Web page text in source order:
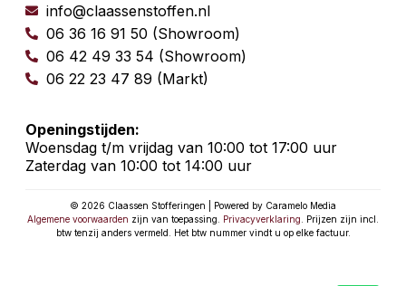
info@claassenstoffen.nl
06 36 16 91 50 (Showroom)
06 42 49 33 54 (Showroom)
06 22 23 47 89 (Markt)
Openingstijden:
Woensdag t/m vrijdag van 10:00 tot 17:00 uur
Zaterdag van 10:00 tot 14:00 uur
© 2026 Claassen Stofferingen | Powered by Caramelo Media
Algemene voorwaarden zijn van toepassing. Privacyverklaring . Prijzen zijn incl.
btw tenzij anders vermeld. Het btw nummer vindt u op elke factuur.